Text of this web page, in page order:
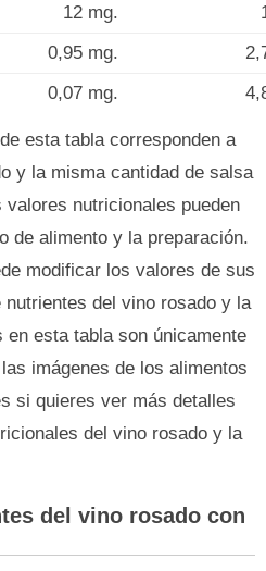
12 mg.
0,95 mg.
0,07 mg.
esta tabla corresponden a
y la misma cantidad de salsa
nutricionales pueden
de alimento y la preparación.
modificar los valores de sus
del vino rosado y la
esta tabla son únicamente
imágenes de los alimentos
si quieres ver más detalles
del vino rosado y la
del vino rosado con